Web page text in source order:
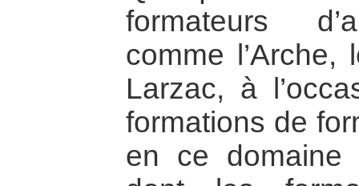
formateurs
comme
Larzac, à
formations de
en ce domaine